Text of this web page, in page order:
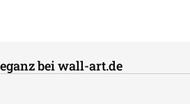
bei wall-art.de